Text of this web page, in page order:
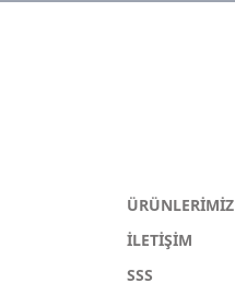
ÜRÜNLERİMİZ
İLETİŞİM
SSS